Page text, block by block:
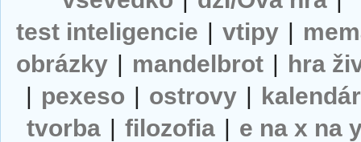
test inteligencie | vtipy |
obrázky | mandelbrot | hra
| pexeso | ostrovy | kalendár
tvorba | filozofia | e na x na